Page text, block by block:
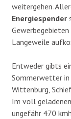
weitergehen.
Energiespender
Langeweile
Entweder gibts
Sommerwetter in
Wittenburg,
Im voll
ungefähr 470